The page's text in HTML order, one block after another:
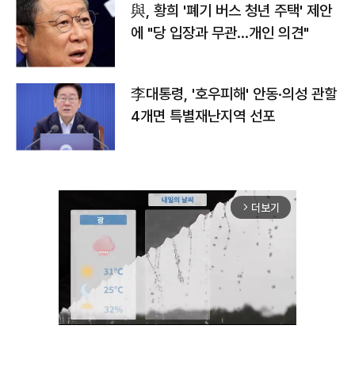
與, 황희 '폐기 버스 청년 주택' 제안
에 "당 입장과 무관…개인 의견"
李대통령, '호우피해' 안동·의성 관할
4개면 특별재난지역 선포
arrow_forward_ios 더보기